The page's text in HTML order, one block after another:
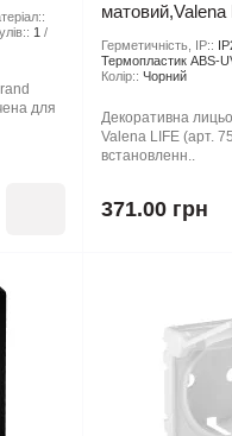
1
для
Герметичність, IP::
Термопластик ABS-
Колір:: Чорний
Декоративна
Valena LIFE (арт.
встановленн..
371.00 грн